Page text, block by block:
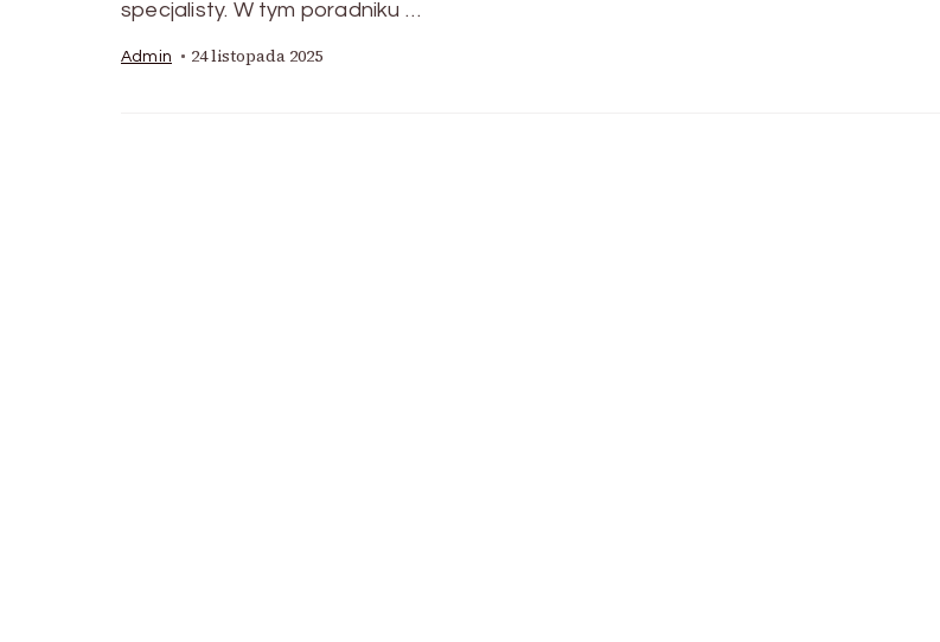
specjalisty. W tym poradniku …
Admin 24 listopada 2025